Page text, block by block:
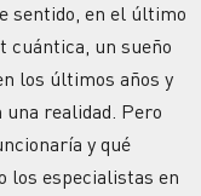
sentido, en el último
cuántica, un sueño
los últimos años y
una realidad. Pero
y qué
los especialistas en